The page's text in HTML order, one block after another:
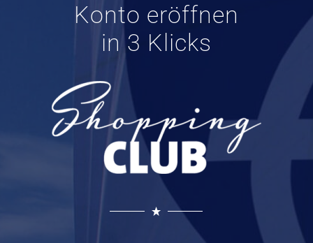
Konto eröffnen
in 3 Klicks